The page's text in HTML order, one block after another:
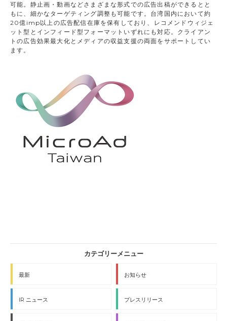
可能。静止画・動画などさまざまな形式での広告出稿ができるとと
もに、細かなターゲティング調整も可能です。台湾国内において約
20億imp以上の広告配信在庫を保有しており、レコメンドウィジェ
ット型とインフィード型フォーマットいずれにも対応。クライアン
トの広告効果最大化とメディアの収益支援の両面をサポートしてい
ます。
最新 お知らせ
IR ニュース プレスリリース